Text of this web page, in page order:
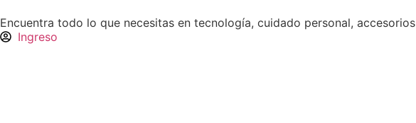
Encuentra todo lo que necesitas en tecnología, cuidado personal,
Ingreso